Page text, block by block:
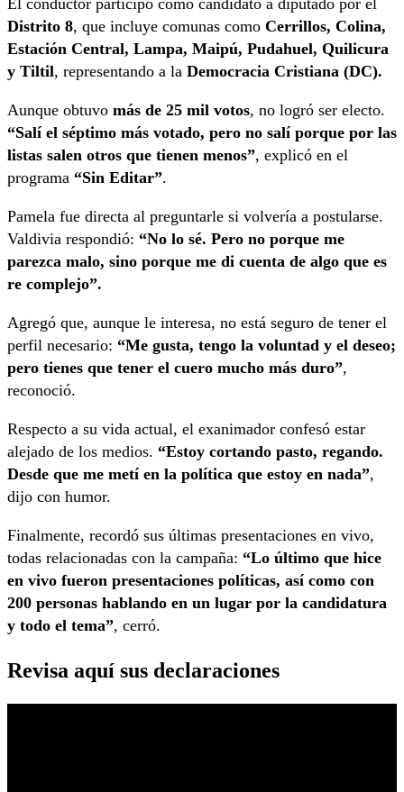
Distrito 8, que incluye comunas como Cerrillos, Colina,
Estación Central, Lampa, Maipú, Pudahuel, Quilicura
y Tiltil, representando a la Democracia Cristiana (DC).
Aunque obtuvo más de 25 mil votos, no logró ser electo.
“Salí el séptimo más votado, pero no salí porque por las
listas salen otros que tienen menos”, explicó en el
programa “Sin Editar”.
Pamela fue directa al preguntarle si volvería a postularse.
Valdivia respondió: “No lo sé. Pero no porque me
parezca malo, sino porque me di cuenta de algo que es
re complejo”.
Agregó que, aunque le interesa, no está seguro de tener el
perfil necesario: “Me gusta, tengo la voluntad y el deseo;
pero tienes que tener el cuero mucho más duro”,
reconoció.
Respecto a su vida actual, el exanimador confesó estar
alejado de los medios. “Estoy cortando pasto, regando.
Desde que me metí en la política que estoy en nada”,
dijo con humor.
Finalmente, recordó sus últimas presentaciones en vivo,
todas relacionadas con la campaña: “Lo último que hice
en vivo fueron presentaciones políticas, así como con
200 personas hablando en un lugar por la candidatura
y todo el tema”, cerró.
Revisa aquí sus declaraciones